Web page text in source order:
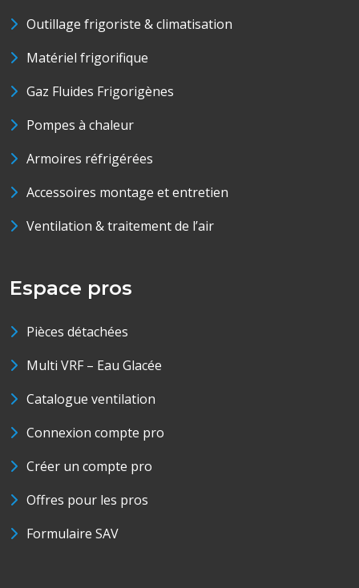
Outillage frigoriste & climatisation
Matériel frigorifique
Gaz Fluides Frigorigènes
Pompes à chaleur
Armoires réfrigérées
Accessoires montage et entretien
Ventilation & traitement de l’air
Espace pros
Pièces détachées
Multi VRF – Eau Glacée
Catalogue ventilation
Connexion compte pro
Créer un compte pro
Offres pour les pros
Formulaire SAV